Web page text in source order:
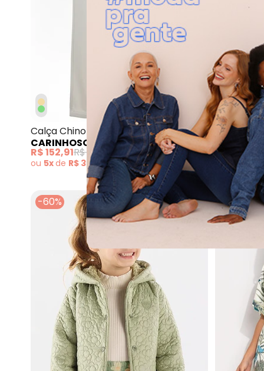
Carinhoso -
Calça Chino em Sarja Menino Bege
CARINHOSO
(51)
R$ 152,91R$ 179,90
ou 5xde R$ 30,58semjuros
Calça
MALWEE
R$ 152,10
ou5xde
-60%
-53%